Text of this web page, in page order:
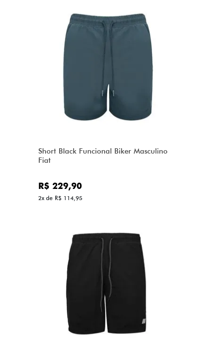
Short Black Funcional Biker Masculino
Fiat
R$ 229,90
2x de R$ 114,95